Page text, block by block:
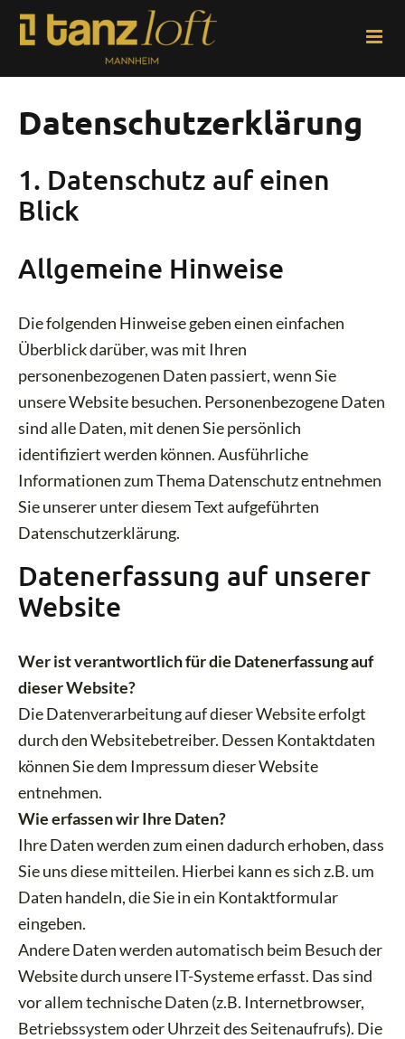
Zum
Inhalt
Datenschutzerklärung
1. Datenschutz auf einen
Blick
Allgemeine Hinweise
Die folgenden Hinweise geben einen einfachen
Überblick darüber, was mit Ihren
personenbezogenen Daten passiert, wenn Sie
unsere Website besuchen. Personenbezogene Daten
sind alle Daten, mit denen Sie persönlich
identifiziert werden können. Ausführliche
Informationen zum Thema Datenschutz entnehmen
Sie unserer unter diesem Text aufgeführten
Datenschutzerklärung.
Datenerfassung auf unserer
Website
Wer ist verantwortlich für die Datenerfassung auf
dieser Website?
Die Datenverarbeitung auf dieser Website erfolgt
durch den Websitebetreiber. Dessen Kontaktdaten
können Sie dem Impressum dieser Website
entnehmen.
Wie erfassen wir Ihre Daten?
Ihre Daten werden zum einen dadurch erhoben, dass
Sie uns diese mitteilen. Hierbei kann es sich z.B. um
Daten handeln, die Sie in ein Kontaktformular
eingeben.
Andere Daten werden automatisch beim Besuch der
Website durch unsere IT-Systeme erfasst. Das sind
vor allem technische Daten (z.B. Internetbrowser,
Betriebssystem oder Uhrzeit des Seitenaufrufs). Die